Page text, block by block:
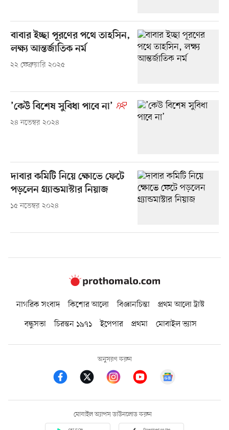
বাবার ইচ্ছা পূরণের পথে তাহসিন,
লক্ষ্য আন্তর্জাতিক নর্ম
২২ ফেব্রুয়ারি ২০২৫
’কেউ বিশেষ সুবিধা পাবে না’
২৪ নভেম্বর ২০২৪
দাবার কমিটি নিয়ে ক্ষোভে ফেটে
পড়লেন গ্র্যান্ডমাস্টার নিয়াজ
১৫ নভেম্বর ২০২৪
নাগরিক সংবাদ কিশোর আলো বিজ্ঞানচিন্তা
প্রথম আলো ট্রাস্ট
বন্ধুসভা
চিরন্তন ১৯৭১ ইপেপার প্রথমা মোবাইল ভ্যাস
অনুসরণ করুন
মোবাইল অ্যাপস ডাউনলোড করুন